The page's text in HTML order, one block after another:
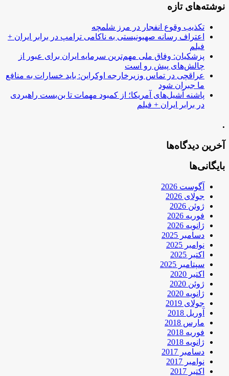
نوشته‌های تازه
تکذیب وقوع انفجار در مرز شلمچه
اعتراف رسانه صهیونیستی به ناکامی ترامپ در برابر ایران +
فیلم
پزشکیان: وفاق ملی مهم‌ترین سرمایه ایران برای عبور از
چالش‌های پیش رو است
عراقچی در تماس وزیرخارجه اوکراین: باید خسارات به منافع
ما جبران شود
پاشنه آشیل‌های آمریکا؛ از کمبود مهمات تا بن‌بست راهبردی
در برابر ایران + فیلم
.
آخرین دیدگاه‌ها
بایگانی‌ها
آگوست 2026
جولای 2026
ژوئن 2026
فوریه 2026
ژانویه 2026
دسامبر 2025
نوامبر 2025
اکتبر 2025
سپتامبر 2025
اکتبر 2020
ژوئن 2020
ژانویه 2020
جولای 2019
آوریل 2018
مارس 2018
فوریه 2018
ژانویه 2018
دسامبر 2017
نوامبر 2017
اکتبر 2017